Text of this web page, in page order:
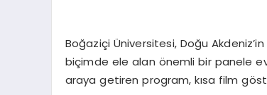
Boğaziçi Üniversitesi, Doğu
biçimde ele alan önemli bir panele
araya getiren program, kısa film